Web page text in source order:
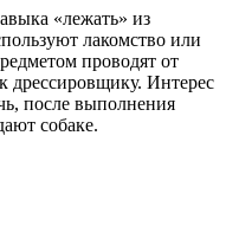
«лежать» из
лакомство или
проводят от
дрессировщику. Интерес
после выполнения
собаке.